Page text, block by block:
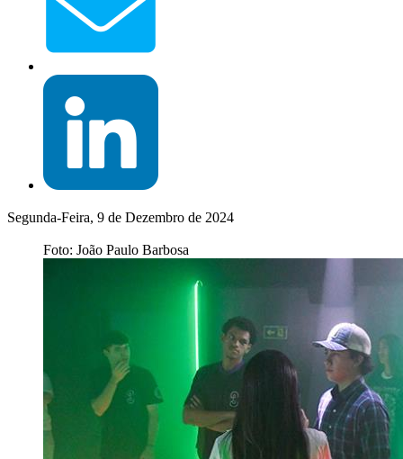
Segunda-Feira, 9 de Dezembro de 2024
Foto: João Paulo Barbosa